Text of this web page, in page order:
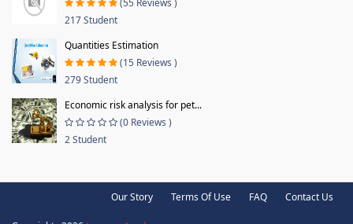
217 Student
Quantities Estimation
(15 Reviews )
279 Student
Economic risk analysis for pet...
(0 Reviews )
2 Student
Our Story Terms Of Use FAQ Contact Us